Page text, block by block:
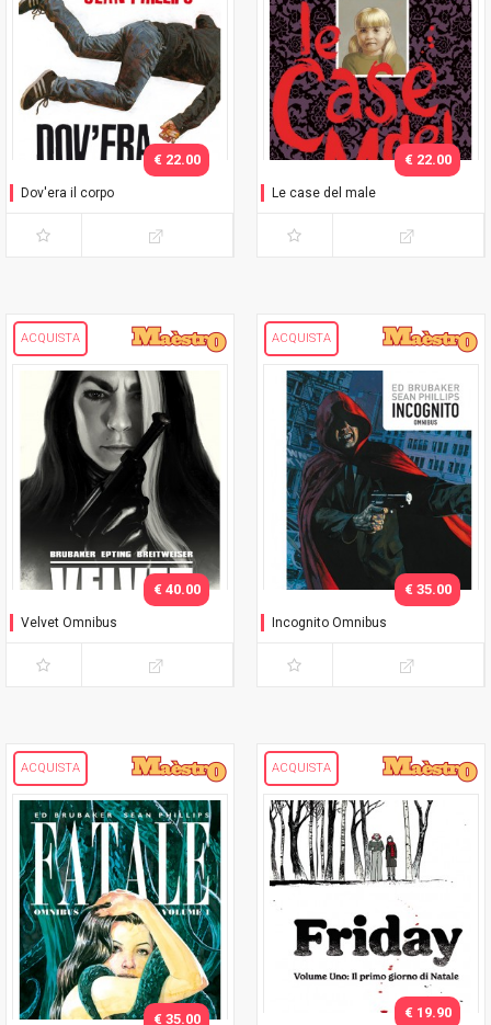
Dov'era il corpo
€ 22.00
Le case del male
€ 22.00
ACQUISTA
Velvet Omnibus
€ 40.00
ACQUISTA
Incognito Omnibus
€ 35.00
ACQUISTA
€ 35.00
ACQUISTA
€ 19.90